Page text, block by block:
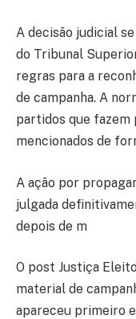
A decisão judicial
do Tribunal
regras para a
de campanha. A
partidos que fazem
mencionados de
A ação por
julgada
depois de m
O post Justiça
material de
apareceu primeiro